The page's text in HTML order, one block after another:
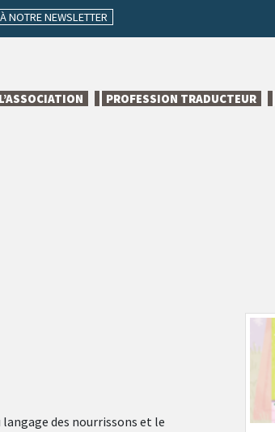
NOTRE NEWSLETTER
L’ASSOCIATION PROFESSION TRADUCTEUR
des nourrissons et le